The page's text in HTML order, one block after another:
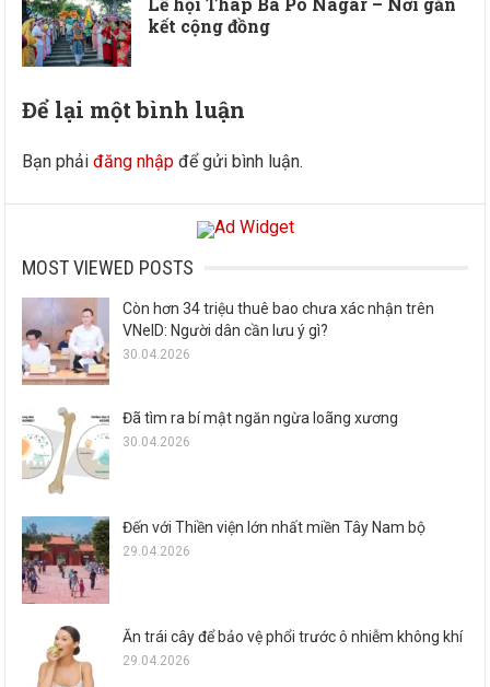
kết cộng đồng
Để lại một bình luận
Bạn phảiđăng nhập để gửi bình luận.
MOST VIEWED POSTS
Còn hơn 34 triệu thuê bao chưa xác nhận trên
VNeID: Người dân cần lưu ý gì?
30.04.2026
Đã tìm ra bí mật ngăn ngừa loãng xương
30.04.2026
Đến với Thiền viện lớn nhất miền Tây Nam bộ
29.04.2026
Ăn trái cây để bảo vệ phổi trước ô nhiễm không khí
29.04.2026